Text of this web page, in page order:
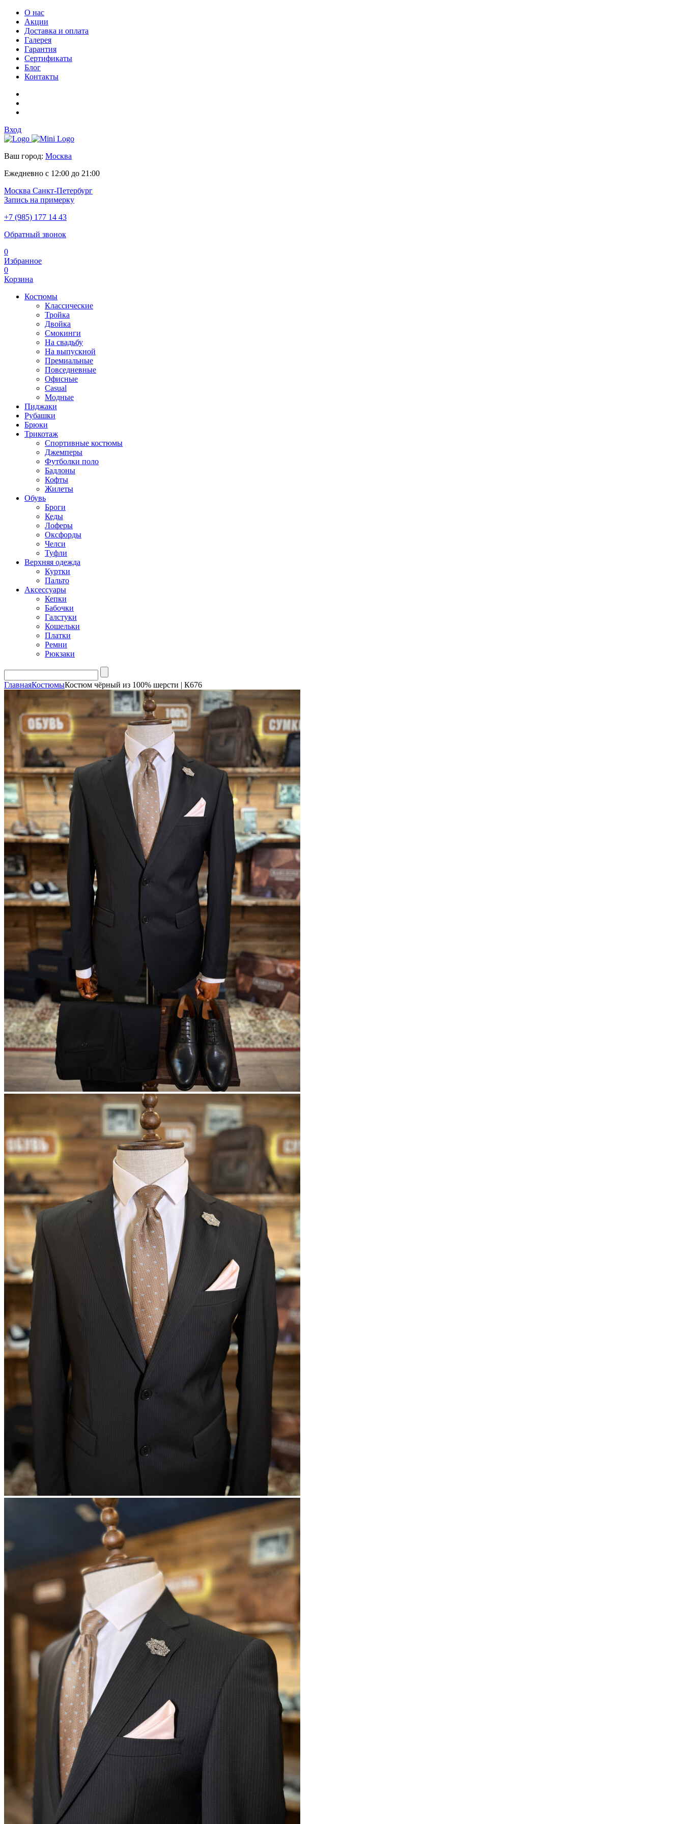
О нас
Акции
Доставка и оплата
Галерея
Гарантия
Сертификаты
Блог
Контакты
Вход
Ваш город: Москва
Ежедневно с 12:00 до 21:00
Москва Санкт-Петербург
Запись на примерку
+7 (985) 177 14 43
Обратный звонок
0
Избранное
0
Корзина
Костюмы
Классические
Тройка
Двойка
Смокинги
На свадьбу
На выпускной
Премиальные
Повседневные
Офисные
Casual
Модные
Пиджаки
Рубашки
Брюки
Трикотаж
Спортивные костюмы
Джемперы
Футболки поло
Бадлоны
Кофты
Жилеты
Обувь
Броги
Кеды
Лоферы
Оксфорды
Челси
Туфли
Верхняя одежда
Куртки
Пальто
Аксессуары
Кепки
Бабочки
Галстуки
Кошельки
Платки
Ремни
Рюкзаки
ГлавнаяКостюмыКостюм чёрный из 100% шерсти | К676